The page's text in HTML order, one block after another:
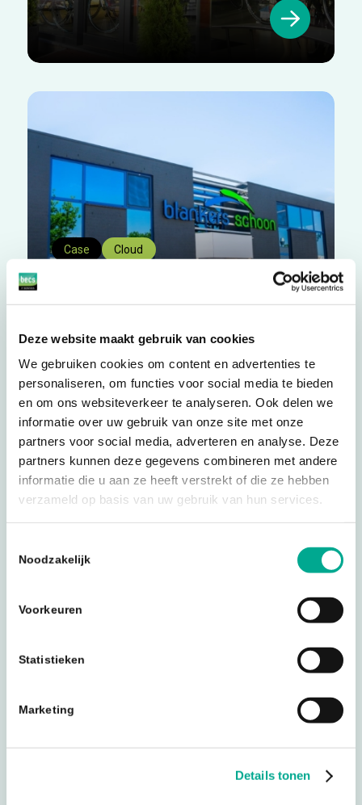
Deze website maakt gebruik van cookies
We gebruiken cookies om content en advertenties te
personaliseren, om functies voor social media te bieden
en om ons websiteverkeer te analyseren. Ook delen we
informatie over uw gebruik van onze site met onze
partners voor social media, adverteren en analyse. Deze
partners kunnen deze gegevens combineren met andere
informatie die u aan ze heeft verstrekt of die ze hebben
verzameld op basis van uw gebruik van hun services.
Noodzakelijk
Voorkeuren
Statistieken
Marketing
Details tonen
Case Cloud
cloudomgeving bij Blankers
Case
omgeving bij Salarispoint